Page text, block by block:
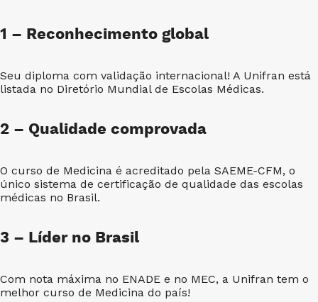
1 – Reconhecimento global
Seu diploma com validação internacional! A Unifran está
listada no Diretório Mundial de Escolas Médicas.
2 – Qualidade comprovada
O curso de Medicina é acreditado pela SAEME-CFM, o
único sistema de certificação de qualidade das escolas
médicas no Brasil.
3 – Líder no Brasil
Com nota máxima no ENADE e no MEC, a Unifran tem o
melhor curso de Medicina do país!